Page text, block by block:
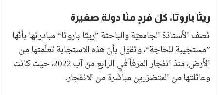
ريتّا باروتا، كلّ فردٍ منّا دولة صغيرة
تصف الأستاذة الجامعيّة والباحثة ”ريتّا باروتا“ مبادرتها بأنّها
”مستجيبة للحاجة“، وتقول بأنّ هذه الاستجابة تعلّمتها من
الأرض، منذ انفجار المرفأ في الرابع من آب 2022، حيث كانت
وعائلتها من المتضرّرين مباشرة من الانفجار.